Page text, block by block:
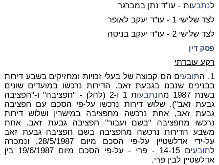
לנתבעות - עו"ד נתן במברגר
לצד שלישי 1 -
עו"ד יעקב לאופר
לצד שלישי 2 -
עו"ד יעקב בניטה
פסק דין
רקע עובדתי
1. ה
תובעים הם קבוצה של בעלי זכויות ומחזיקים בשבע דירות
בבנינים שנבנו בגבעת זאב. הדירות נרכשו במועדים שונים
בשנת 1987 מה
נתבע
ות 1 ו-2 (להלן - "חפציבה" ו-"חפציבה
גבעת זאב"). שלוש דירות נרכשו על-פי הסכם עם חפציבה
גבעת זאב, אחת נרכשה מחפציבה במישרין ושלוש דירות
נרכשו מחפציבה "בשם ועבור" חפציבה גבעת זאב. אחת
משבע הדירות נרכשה מחפציבה בשם חפציבה גבעת זאב
על-ידי אדלשטיין על-פי הסכם מיום 28/5/1987, ונמכרה
לתובע
ים 14-15 - פרי - על-פי הסכם מיום 19/6/1987 בין
אדלשטיין לבין פרי.